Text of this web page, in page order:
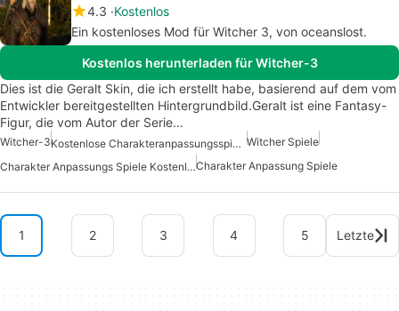
4.3 Kostenlos
Ein kostenloses Mod für Witcher 3, von oceanslost.
Kostenlos herunterladen für Witcher-3
Dies ist die Geralt Skin, die ich erstellt habe, basierend auf dem vom
Entwickler bereitgestellten Hintergrundbild.Geralt ist eine Fantasy-
Figur, die vom Autor der Serie…
Witcher-3 Kostenlose Charakteranpassungsspiele Witcher Spiele
Charakter Anpassungs Spiele KostenlosCharakter Anpassung Spiele
1 2 3 4 5 Letzte